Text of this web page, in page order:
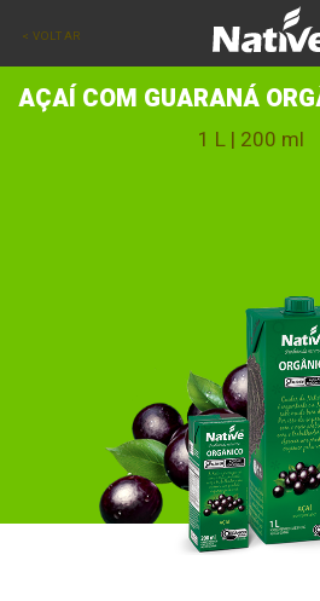
AÇAÍ COM GUARANÁ
1 L | 200 ml
< VOLTAR